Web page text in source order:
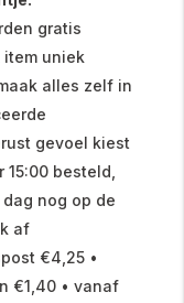
gratis
uniek
alles zelf in
gevoel kiest
besteld,
nog op de
af
€4,25 •
€1,40 • vanaf